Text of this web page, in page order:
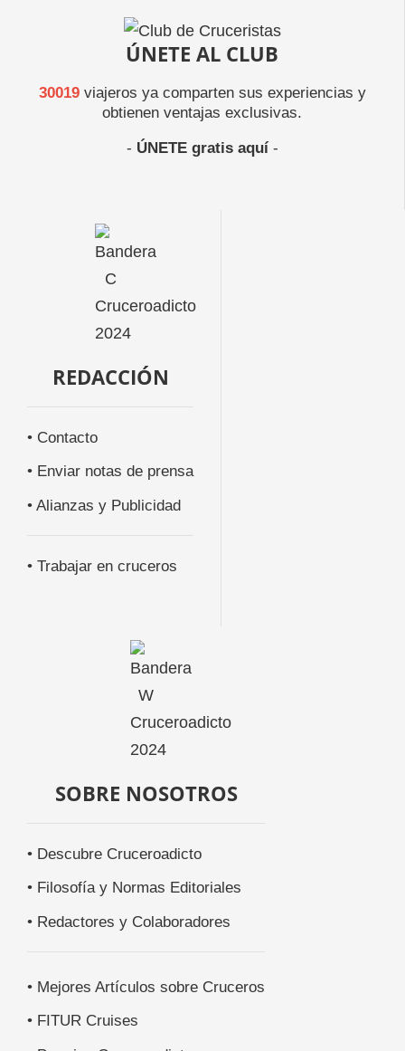
ÚNETE AL CLUB
30019viajeros ya comparten sus experiencias y
obtienen ventajas exclusivas.
- ÚNETE gratis aquí-
REDACCIÓN
• Contacto
• Enviar notas de prensa
• Alianzas y Publicidad
• Trabajar en cruceros
SOBRE NOSOTROS
• Descubre Cruceroadicto
• Filosofía y Normas Editoriales
• Redactores y Colaboradores
• Mejores Artículos sobre Cruceros
• FITUR Cruises